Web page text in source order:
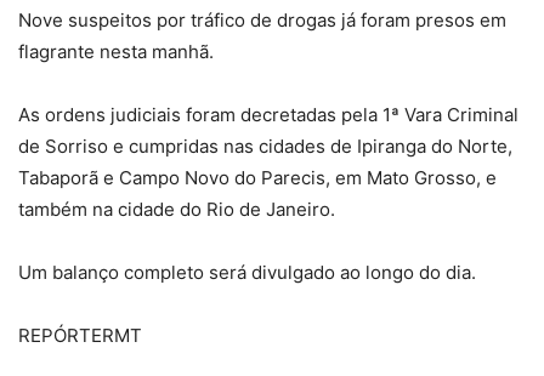
Nove suspeitos por tráfico de drogas já foram presos em
flagrante nesta manhã.
As ordens judiciais foram decretadas pela 1ª Vara Criminal
de Sorriso e cumpridas nas cidades de Ipiranga do Norte,
Tabaporã e Campo Novo do Parecis, em Mato Grosso, e
também na cidade do Rio de Janeiro.
Um balanço completo será divulgado ao longo do dia.
REPÓRTERMT